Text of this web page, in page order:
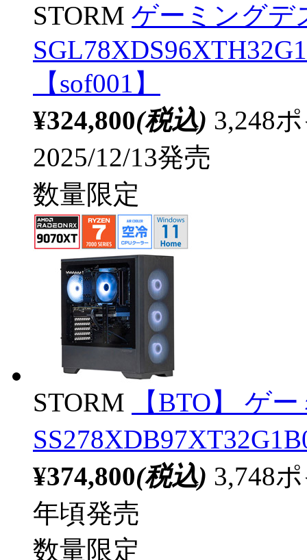
STORM ゲーミングデ
【sof001】
¥324,800(税込) 3,248
2025/12/13発売
数量限定
STORM
【BTO】 ゲ
¥374,800(税込) 3,748
年頃発売
数量限定